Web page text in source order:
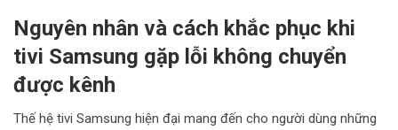
Nguyên nhân và cách khắc phục khi
tivi Samsung gặp lỗi không chuyển
được kênh
Thế hệ tivi Samsung hiện đại mang đến cho người dùng những